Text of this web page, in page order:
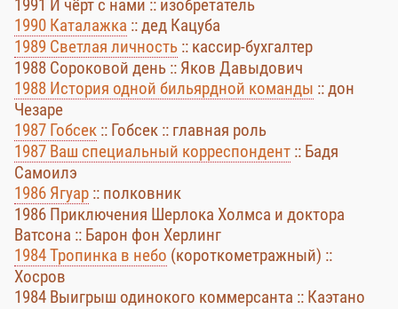
1991 И чёрт с нами :: изобретатель
1990 Каталажка :: дед Кацуба
1989 Светлая личность :: кассир-бухгалтер
1988 Сороковой день :: Яков Давыдович
1988 История одной бильярдной команды :: дон
Чезаре
1987 Гобсек :: Гобсек :: главная роль
1987 Ваш специальный корреспондент :: Бадя
Самоилэ
1986 Ягуар :: полковник
1986 Приключения Шерлока Холмса и доктора
Ватсона :: Барон фон Херлинг
1984 Тропинка в небо (короткометражный) ::
Хосров
1984 Выигрыш одинокого коммерсанта :: Каэтано